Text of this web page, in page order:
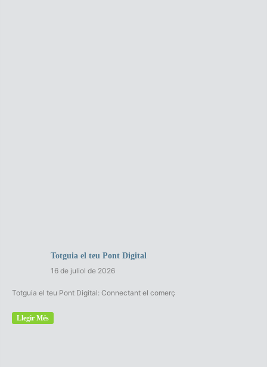
Totguia el teu Pont Digital
16 de juliol de 2026
Totguia el teu Pont Digital: Connectant el comerç
Llegir Més